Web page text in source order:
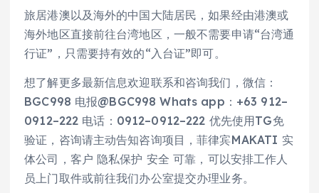
旅居港澳以及海外的中国大陆居民，如果经由港澳或
海外地区直接前往台湾地区，一般不需要申请“台湾通
行证”，只需要持有效的“入台证”即可。
想了解更多最新信息欢迎联系和咨询我们，微信：
BGC998 电报@BGC998 Whats app：+63 912–
0912–222 电话：0912–0912–222 优先使用TG免
验证，咨询请主动告知咨询项目，菲律宾MAKATI 实
体公司，客户 隐私保护 安全 可靠，可以安排工作人
员上门取件或前往我们办公室提交办理业务。